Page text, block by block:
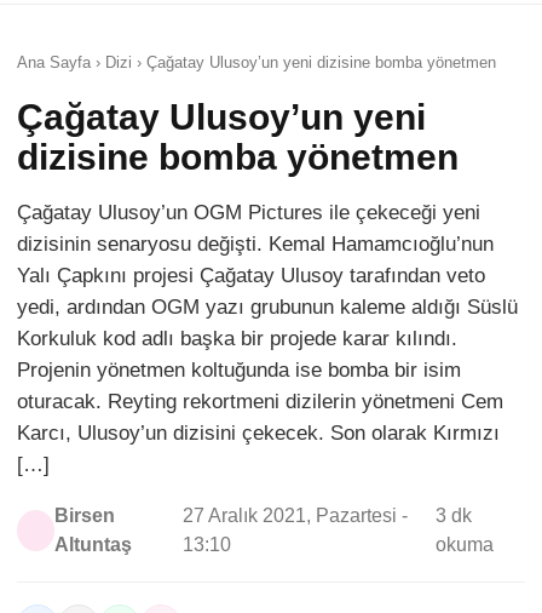
Ana Sayfa › Dizi › Çağatay Ulusoy’un yeni dizisine bomba yönetmen
Çağatay Ulusoy’un yeni
dizisine bomba yönetmen
Çağatay Ulusoy’un OGM Pictures ile çekeceği yeni
dizisinin senaryosu değişti. Kemal Hamamcıoğlu’nun
Yalı Çapkını projesi Çağatay Ulusoy tarafından veto
yedi, ardından OGM yazı grubunun kaleme aldığı Süslü
Korkuluk kod adlı başka bir projede karar kılındı.
Projenin yönetmen koltuğunda ise bomba bir isim
oturacak. Reyting rekortmeni dizilerin yönetmeni Cem
Karcı, Ulusoy’un dizisini çekecek. Son olarak Kırmızı
[…]
Birsen
Altuntaş
27 Aralık 2021, Pazartesi -
13:10
3 dk
okuma